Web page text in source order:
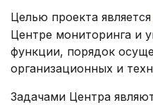
Целью проекта является
Центре мониторинга и
функции, порядок
организационных и
Задачами Центра